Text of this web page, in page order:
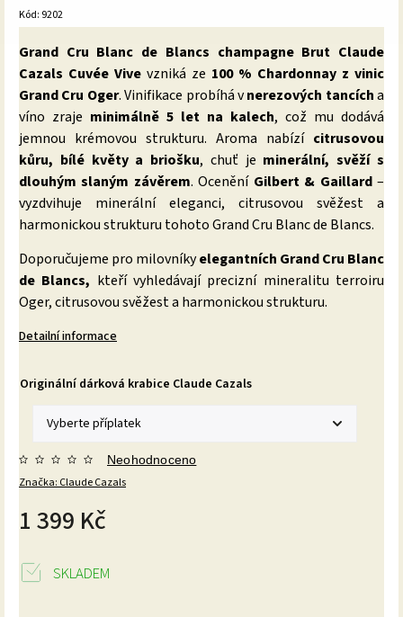
Kód: 9202
Grand Cru Blanc de Blancs champagne Brut Claude
Cazals Cuvée Vive vzniká ze 100 % Chardonnay z vinic
Grand Cru Oger. Vinifikace probíhá vnerezových tancícha
víno zraje minimálně 5 let na kalech, což mu dodává
jemnou krémovou strukturu. Aroma nabízí citrusovou
kůru, bílé květy a briošku, chuť je minerální, svěží s
dlouhým slaným závěrem. Ocenění Gilbert & Gaillard–
vyzdvihuje minerální eleganci, citrusovou svěžest a
harmonickou strukturu tohoto Grand Cru Blanc de Blancs.
Doporučujeme pro milovníkyelegantních Grand Cru Blanc
de Blancs, kteří vyhledávají precizní mineralitu terroiru
Oger, citrusovou svěžest a harmonickou strukturu.
Detailní informace
Originální dárková krabice Claude Cazals
Značka: Claude Cazals
Neohodnoceno
1 399 Kč
SKLADEM